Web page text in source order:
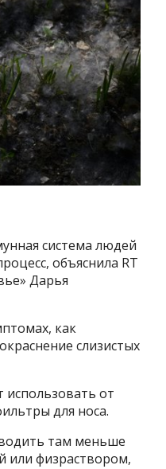
система людей
объяснила RT
Дарья
как
слизистых
использовать от
для носа.
там меньше
или физраствором,